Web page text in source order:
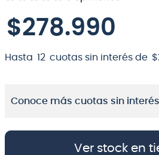
$278.990
Hasta 12 cuotas sin interés de $
Conoce más cuotas sin interés
Ver stock en
micrófono
10. violin